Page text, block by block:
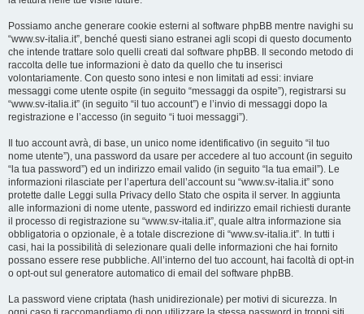
Possiamo anche generare cookie esterni al software phpBB mentre navighi su
“www.sv-italia.it”, benché questi siano estranei agli scopi di questo documento
che intende trattare solo quelli creati dal software phpBB. Il secondo metodo di
raccolta delle tue informazioni è dato da quello che tu inserisci
volontariamente. Con questo sono intesi e non limitati ad essi: inviare
messaggi come utente ospite (in seguito “messaggi da ospite”), registrarsi su
“www.sv-italia.it” (in seguito “il tuo account”) e l’invio di messaggi dopo la
registrazione e l’accesso (in seguito “i tuoi messaggi”).
Il tuo account avrà, di base, un unico nome identificativo (in seguito “il tuo
nome utente”), una password da usare per accedere al tuo account (in seguito
“la tua password”) ed un indirizzo email valido (in seguito “la tua email”). Le
informazioni rilasciate per l’apertura dell’account su “www.sv-italia.it” sono
protette dalle Leggi sulla Privacy dello Stato che ospita il server. In aggiunta
alle informazioni di nome utente, password ed indirizzo email richiesti durante
il processo di registrazione su “www.sv-italia.it”, quale altra informazione sia
obbligatoria o opzionale, è a totale discrezione di “www.sv-italia.it”. In tutti i
casi, hai la possibilità di selezionare quali delle informazioni che hai fornito
possano essere rese pubbliche. All’interno del tuo account, hai facoltà di opt-in
o opt-out sul generatore automatico di email del software phpBB.
La password viene criptata (hash unidirezionale) per motivi di sicurezza. In